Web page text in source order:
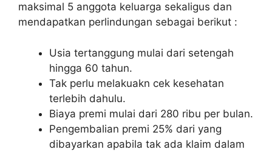
maksimal 5 anggota keluarga sekaligus dan
mendapatkan perlindungan sebagai berikut :
Usia tertanggung mulai dari setengah
hingga 60 tahun.
Tak perlu melakuakn cek kesehatan
terlebih dahulu.
Biaya premi mulai dari 280 ribu per bulan.
Pengembalian premi 25% dari yang
dibayarkan apabila tak ada klaim dalam